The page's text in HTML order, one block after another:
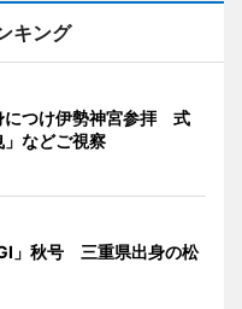
キング
につけ伊勢神宮参拝 式
などご視察
」秋号 三重県出身の松